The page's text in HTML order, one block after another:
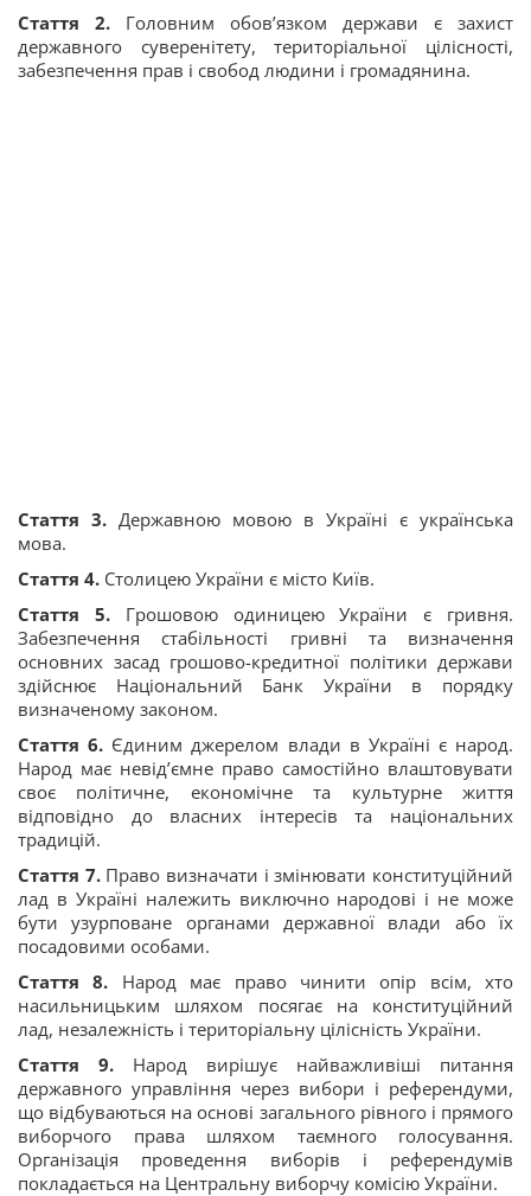
Стаття 2. Головним обов’язком держави є захист
державного суверенітету, територіальної цілісності,
забезпечення прав і свобод людини і громадянина.
Стаття 3. Державною мовою в Україні є українська
мова.
Стаття 4. Столицею України є місто Київ.
Стаття 5.Грошовою одиницею України є гривня.
Забезпечення стабільності гривні та визначення
основних засад грошово-кредитної політики держави
здійснює Національний Банк України в порядку
визначеному законом.
Стаття 6. Єдиним джерелом влади в Україні є народ.
Народ має невід’ємне право самостійно влаштовувати
своє політичне, економічне та культурне життя
відповідно до власних інтересів та національних
традицій.
Стаття 7.Право визначати і змінювати конституційний
лад в Україні належить виключно народові і не може
бути узурповане органами державної влади або їх
посадовими особами.
Стаття 8. Народ має право чинити опір всім, хто
насильницьким шляхом посягає на конституційний
лад, незалежність і територіальну цілісність України.
Стаття 9. Народ вирішує найважливіші питання
державного управління через вибори і референдуми,
що відбуваються на основі загального рівного і прямого
виборчого права шляхом таємного голосування.
Організація проведення виборів і референдумів
покладається на Центральну виборчу комісію України.